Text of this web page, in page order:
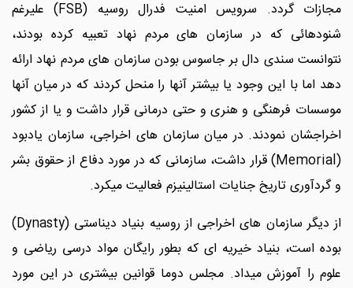
مجازات گردد. سرویس امنیت فدرال روسیه (FSB) علیرغم
شنودهائی که در سازمان های مردم نهاد تعبیه کرده بودند،
نتوانست سندی دال بر جاسوس بودن سازمان های مردم نهاد ارائه
دهد اما با این وجود یا بیشتر آنها را منحل کردند که در میان آنها
موسسات فرهنگی و هنری و حتی درمانی قرار داشت و یا از کشور
اخراجشان نمودند. در میان سازمان های اخراجی، سازمان یادبود
(Memorial) قرار داشت، سازمانی که در مورد دفاع از حقوق بشر
و گردآوری تاریخ جنایات استالینیزم فعالیت میکرد.
از دیگر سازمان های اخراجی از روسیه بنیاد دیناستی (Dynasty)
بوده است، بنیاد خیریه ای که بطور رایگان مواد درسی ریاضی و
علوم را آموزش میداد. مجلس دوما قوانین بیشتری در این مورد